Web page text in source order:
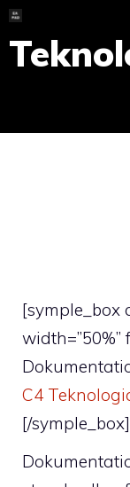
Skip
to
content
[symple_box
width=”50%”
C4
[/symple_box]